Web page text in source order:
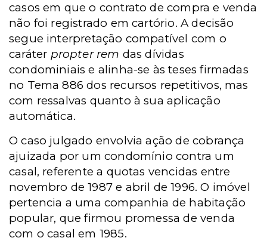
casos em que o contrato de compra e venda
não foi registrado em cartório. A decisão
segue interpretação compatível com o
caráter propter rem das dívidas
condominiais e alinha-se às teses firmadas
no Tema 886 dos recursos repetitivos, mas
com ressalvas quanto à sua aplicação
automática.
O caso julgado envolvia ação de cobrança
ajuizada por um condomínio contra um
casal, referente a quotas vencidas entre
novembro de 1987 e abril de 1996. O imóvel
pertencia a uma companhia de habitação
popular, que firmou promessa de venda
com o casal em 1985.